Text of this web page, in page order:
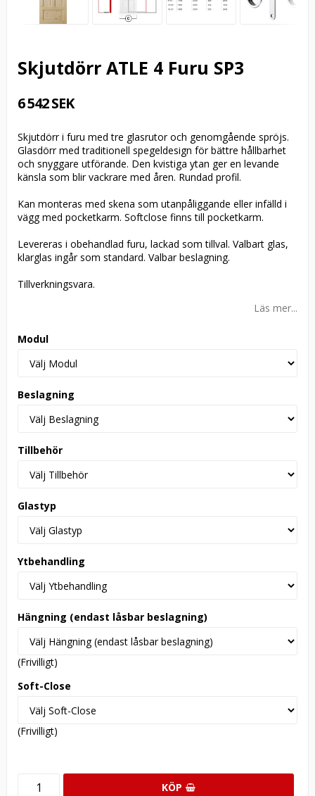
Skjutdörr ATLE 4 Furu SP3
6 542 SEK
Skjutdörr i furu med tre glasrutor och genomgående spröjs.
Glasdörr med traditionell spegeldesign för bättre hållbarhet
och snyggare utförande. Den kvistiga ytan ger en levande
känsla som blir vackrare med åren. Rundad profil.
Kan monteras med skena som utanpåliggande eller infälld i
vägg med pocketkarm. Softclose finns till pocketkarm.
Levereras i obehandlad furu, lackad som tillval. Valbart glas,
klarglas ingår som standard. Valbar beslagning.
Tillverkningsvara.
Läs mer...
Modul
Beslagning
Tillbehör
Glastyp
Ytbehandling
Hängning (endast låsbar beslagning)
(Frivilligt)
Soft-Close
(Frivilligt)
KÖP